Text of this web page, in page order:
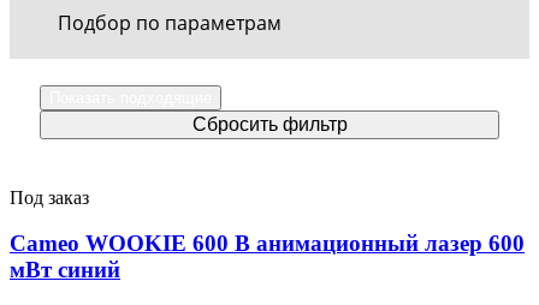
Подбор по параметрам
Под заказ
Cameo WOOKIE 600 B анимационный лазер 600
мВт синий